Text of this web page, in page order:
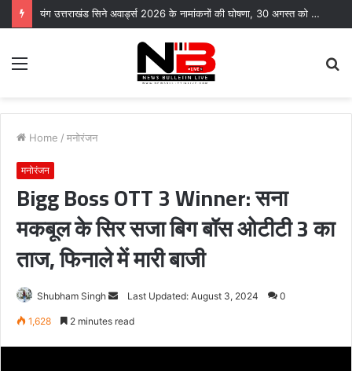
समस्याओं का समाधान नहीं हुआ तो आंदोलन करेंगे पेयजल निगम के सेवानिवृत्त कर्मचारी
Menu
Home / मनोरंजन
मनोरंजन
Bigg Boss OTT 3 Winner: सना
मकबूल के सिर सजा बिग बॉस ओटीटी 3 का
ताज, फिनाले में मारी बाजी
Shubham Singh
SendLast Updated: August 3, 2024 0
1,628 2 minutes read